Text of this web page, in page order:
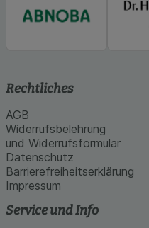
Rechtliches
AGB
Widerrufsbelehrung
und Widerrufsformular
Datenschutz
Barrierefreiheitserklärung
Impressum
Service und Info